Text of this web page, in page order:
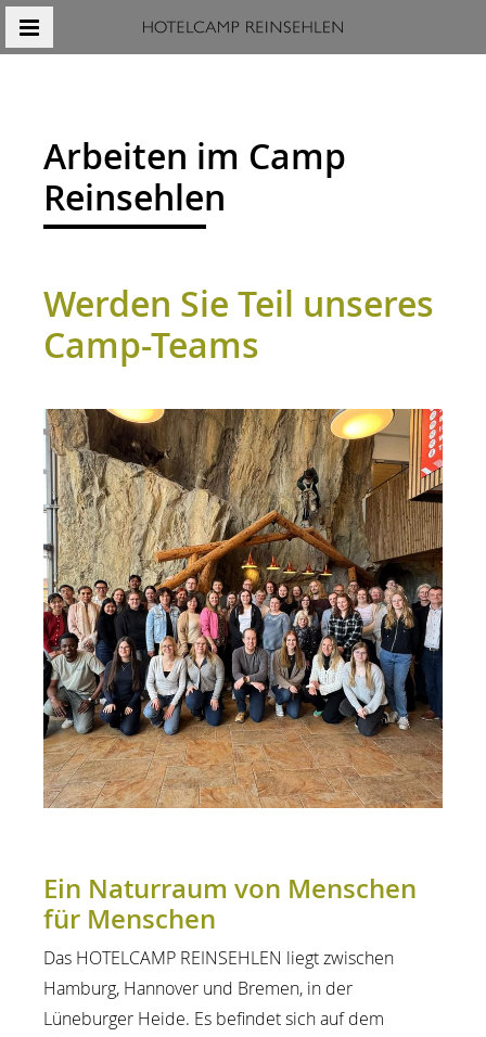
Arbeiten im Camp
Reinsehlen
Werden Sie Teil unseres
Camp-Teams
Content Blocks
Ein Naturraum von Menschen
für Menschen
Das HOTELCAMP REINSEHLEN liegt zwischen
Hamburg, Hannover und Bremen, in der
Lüneburger Heide. Es befindet sich auf dem